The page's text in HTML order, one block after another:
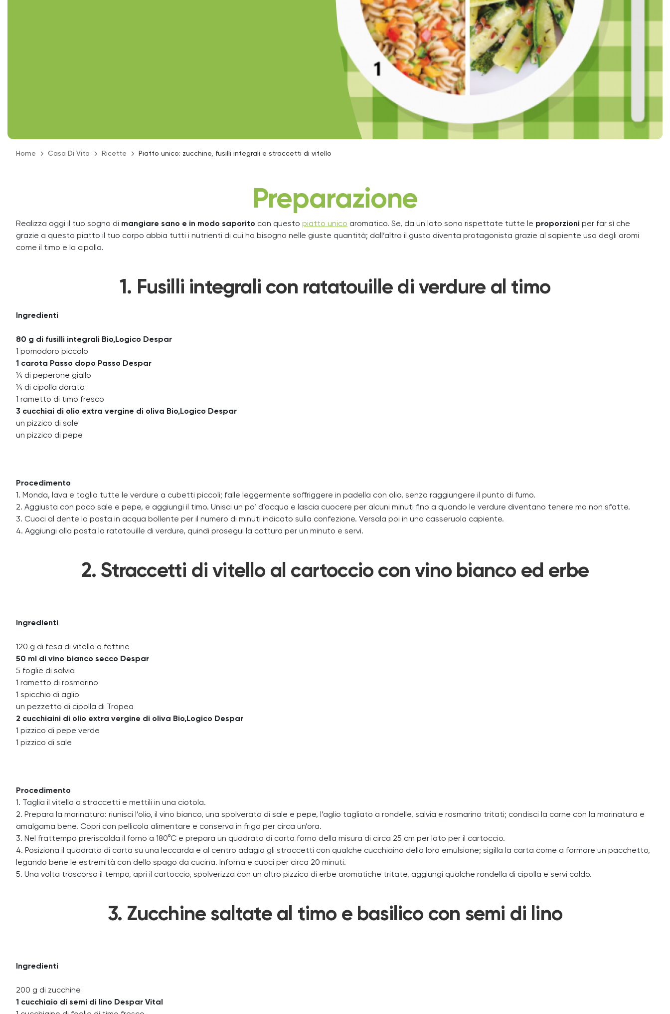
Home Casa Di Vita Ricette Piatto unico: zucchine, fusilli integrali e straccetti di vitello
Preparazione
Realizza oggi il tuo sogno di mangiare sano e in modo saporito con questo piatto unico aromatico. Se, da un lato sono rispettate tutte le proporzioni per far sì che
grazie a questo piatto il tuo corpo abbia tutti i nutrienti di cui ha bisogno nelle giuste quantità; dall’altro il gusto diventa protagonista grazie al sapiente uso degli aromi
come il timo e la cipolla.
1. Fusilli integrali con ratatouille di verdure al timo
Ingredienti
80 g di fusilli integrali Bio,Logico Despar
1 pomodoro piccolo
1 carota Passo dopo Passo Despar
¼ di peperone giallo
¼ di cipolla dorata
1 rametto di timo fresco
3 cucchiai di olio extra vergine di oliva Bio,Logico Despar
un pizzico di sale
un pizzico di pepe
Procedimento
1. Monda, lava e taglia tutte le verdure a cubetti piccoli; falle leggermente soffriggere in padella con olio, senza raggiungere il punto di fumo.
2. Aggiusta con poco sale e pepe, e aggiungi il timo. Unisci un po’ d’acqua e lascia cuocere per alcuni minuti fino a quando le verdure diventano tenere ma non sfatte.
3. Cuoci al dente la pasta in acqua bollente per il numero di minuti indicato sulla confezione. Versala poi in una casseruola capiente.
4. Aggiungi alla pasta la ratatouille di verdure, quindi prosegui la cottura per un minuto e servi.
2. Straccetti di vitello al cartoccio con vino bianco ed erbe
Ingredienti
120 g di fesa di vitello a fettine
50 ml di vino bianco secco Despar
5 foglie di salvia
1 rametto di rosmarino
1 spicchio di aglio
un pezzetto di cipolla di Tropea
2 cucchiaini di olio extra vergine di oliva Bio,Logico Despar
1 pizzico di pepe verde
1 pizzico di sale
Procedimento
1. Taglia il vitello a straccetti e mettili in una ciotola.
2. Prepara la marinatura: riunisci l’olio, il vino bianco, una spolverata di sale e pepe, l’aglio tagliato a rondelle, salvia e rosmarino tritati; condisci la carne con la marinatura e
amalgama bene. Copri con pellicola alimentare e conserva in frigo per circa un’ora.
3. Nel frattempo preriscalda il forno a 180°C e prepara un quadrato di carta forno della misura di circa 25 cm per lato per il cartoccio.
4. Posiziona il quadrato di carta su una leccarda e al centro adagia gli straccetti con qualche cucchiaino della loro emulsione; sigilla la carta come a formare un pacchetto,
legando bene le estremità con dello spago da cucina. Inforna e cuoci per circa 20 minuti.
5. Una volta trascorso il tempo, apri il cartoccio, spolverizza con un altro pizzico di erbe aromatiche tritate, aggiungi qualche rondella di cipolla e servi caldo.
3. Zucchine saltate al timo e basilico con semi di lino
Ingredienti
200 g di zucchine
1 cucchiaio di semi di lino Despar Vital